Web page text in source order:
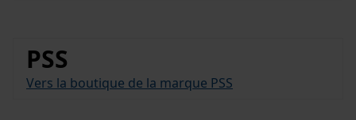
PSS
Vers la boutique de la marque PSS